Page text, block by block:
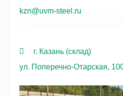
kzn@uvm-steel.ru
г. Казань (склад)
ул. Поперечно-Отарская,